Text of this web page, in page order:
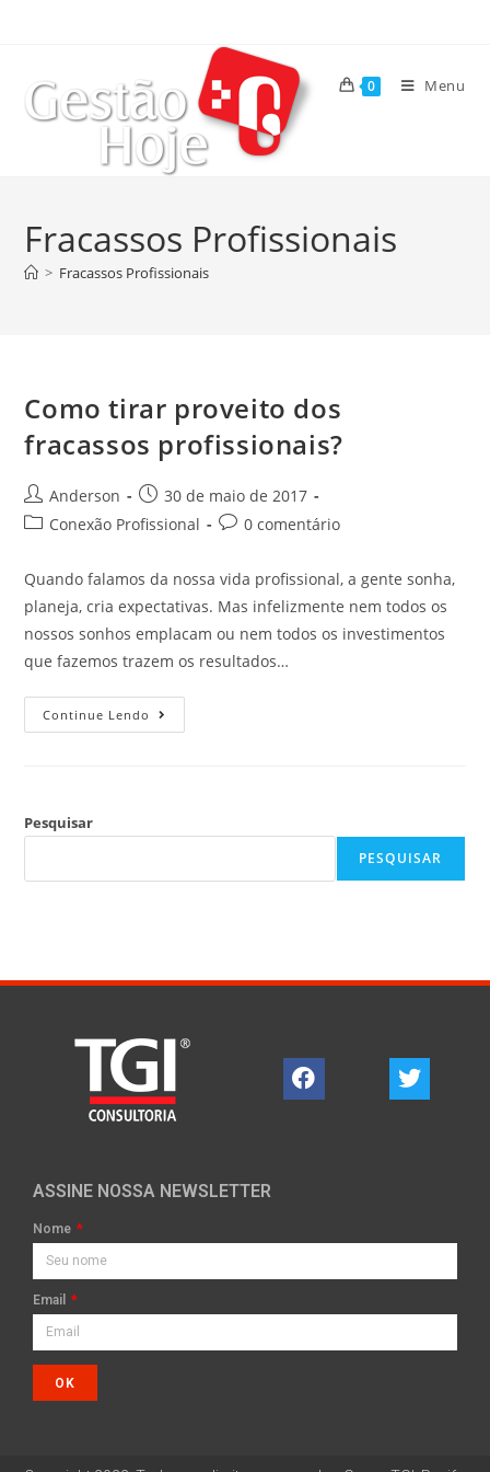
0 Menu
Fracassos Profissionais
> Fracassos Profissionais
Como tirar proveito dos
fracassos profissionais?
Anderson
30 de maio de 2017
Conexão Profissional
0 comentário
Quando falamos da nossa vida profissional, a gente sonha,
planeja, cria expectativas. Mas infelizmente nem todos os
nossos sonhos emplacam ou nem todos os investimentos
que fazemos trazem os resultados…
Continue Lendo
Pesquisar
PESQUISAR
ASSINE NOSSA NEWSLETTER
Nome
Email
OK